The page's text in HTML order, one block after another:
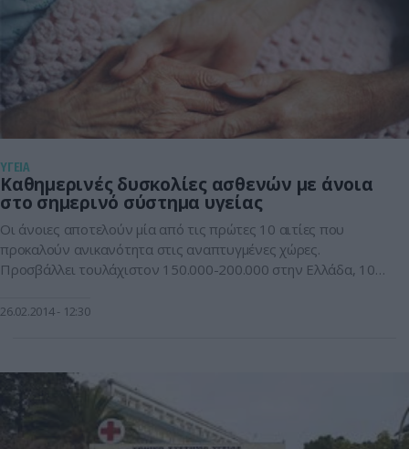
ΥΓΕΙΑ
Καθημερινές δυσκολίες ασθενών με άνοια
στο σημερινό σύστημα υγείας
Οι άνοιες αποτελούν μία από τις πρώτες 10 αιτίες που
προκαλούν ανικανότητα στις αναπτυγμένες χώρες.
Προσβάλλει τουλάχιστον 150.000-200.000 στην Ελλάδα, 10
μέχρι το 2025 περίπου 6,7 εκατομμύρια άτομα στις ΗΠΑ θα
και σημαντικό φορτίο […]
26.02.2014 12:30